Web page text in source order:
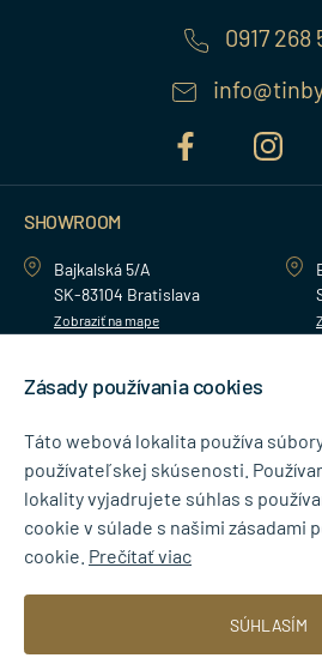
0917 268
SHOWROOM
Bajkalská 5/A
SK-83104 Bratislava
Zobraziť na mape
NEWSLETTER
Zásady ochrany osobných údajov
Zásady používania cookies
Táto webová lokalita používa
používateľskej skúsenosti.
lokality vyjadrujete súhlas s
cookie v súlade s našimi zásadami
cookie. Prečítať viac
SÚHLASÍM